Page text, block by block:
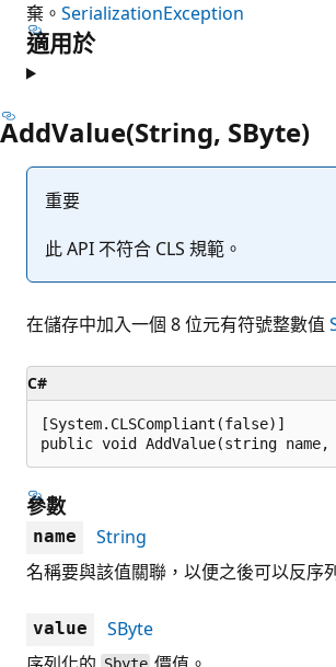
棄。 SerializationException
適用於
AddValue(String, SByte)
重要
此 API 不符合 CLS 規範。
在儲存中加入一個 8 位元有符號整數值
C#
[System.CLSCompliant(false)]
public void AddValue(string
參數
name
String
名稱要與該值關聯，以便之後可以反序
value
SByte